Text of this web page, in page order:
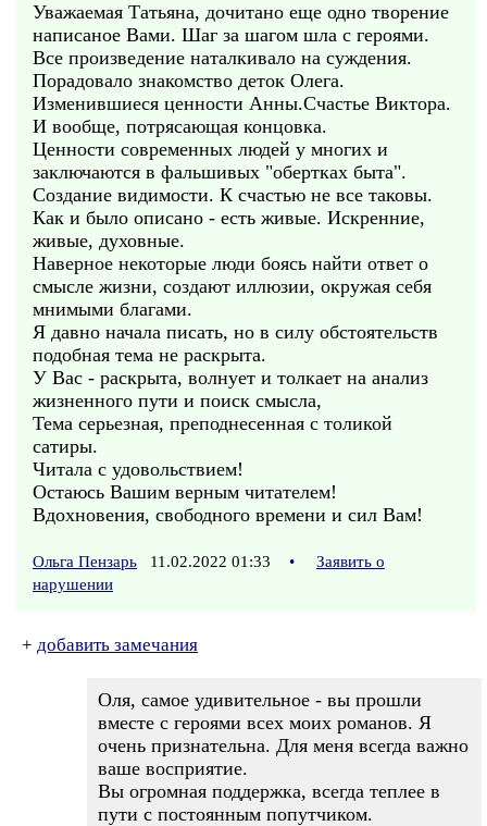
Уважаемая Татьяна, дочитано еще одно творение
написаное Вами. Шаг за шагом шла с героями.
Все произведение наталкивало на суждения.
Порадовало знакомство деток Олега.
Изменившиеся ценности Анны.Счастье Виктора.
И вообще, потрясающая концовка.
Ценности современных людей у многих и
заключаются в фальшивых "обертках быта".
Создание видимости. К счастью не все таковы.
Как и было описано - есть живые. Искренние,
живые, духовные.
Наверное некоторые люди боясь найти ответ о
смысле жизни, создают иллюзии, окружая себя
мнимыми благами.
Я давно начала писать, но в силу обстоятельств
подобная тема не раскрыта.
У Вас - раскрыта, волнует и толкает на анализ
жизненного пути и поиск смысла,
Тема серьезная, преподнесенная с толикой
сатиры.
Читала с удовольствием!
Остаюсь Вашим верным читателем!
Вдохновения, свободного времени и сил Вам!
Ольга Пензарь 11.02.2022 01:33 •
Заявить о
нарушении
+ добавить замечания
Оля, самое удивительное - вы прошли
вместе с героями всех моих романов. Я
очень признательна. Для меня всегда важно
ваше восприятие.
Вы огромная поддержка, всегда теплее в
пути с постоянным попутчиком.